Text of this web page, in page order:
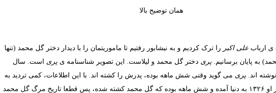
همان توضیح بالا
ی ارباب علی اکبر
را ترک کردیم و به نیشابور رفتیم تا ماموریتمان را با دیدار دختر گل محمد (تنها
به پایان برسانیم. پری دختر گل محمد و لیلاست. این تصویر شناسنامه ی پری است. سال
پری می گوید وقتی شش ماهه بوده، پدرش را کشته اند. با این اطلاعات، کمی تردید به
وجود می آید. اگر او ۱۳۲۶ به دنیا آمده و شش ماهه بوده که گل محمد کشته شده، پس قطعا تاریخ مرگ گل محمد